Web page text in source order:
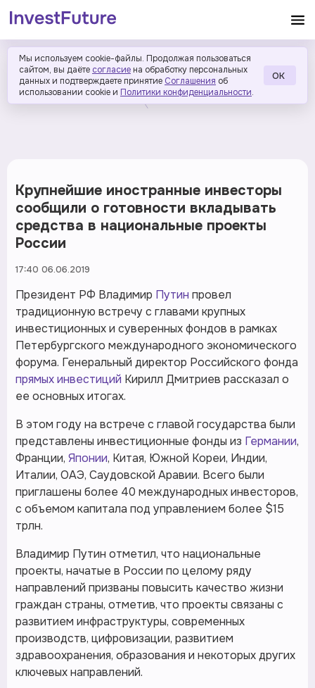
Мы используем cookie-файлы. Продолжая пользоваться
сайтом, вы даёте согласие на обработку персональных
данных и подтверждаете принятие Соглашения об
использовании cookie и Политики конфиденциальности.
ОК
Крупнейшие иностранные инвесторы
сообщили о готовности вкладывать
средства в национальные проекты
России
17:40 06.06.2019
Президент РФ Владимир Путин провел
традиционную встречу с главами крупных
инвестиционных и суверенных фондов в рамках
Петербургского международного экономического
форума. Генеральный директор Российского фонда
прямых инвестиций Кирилл Дмитриев рассказал о
ее основных итогах.
В этом году на встрече с главой государства были
представлены инвестиционные фонды из Германии,
Франции, Японии, Китая, Южной Кореи, Индии,
Италии, ОАЭ, Саудовской Аравии. Всего были
приглашены более 40 международных инвесторов,
с объемом капитала под управлением более $15
трлн.
Владимир Путин отметил, что национальные
проекты, начатые в России по целому ряду
направлений призваны повысить качество жизни
граждан страны, отметив, что проекты связаны с
развитием инфраструктуры, современных
производств, цифровизации, развитием
здравоохранения, образования и некоторых других
ключевых направлений.